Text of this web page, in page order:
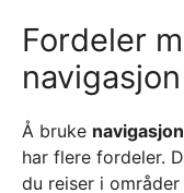
Fordeler
navigasjon
Å bruke
har flere fordeler.
du reiser i